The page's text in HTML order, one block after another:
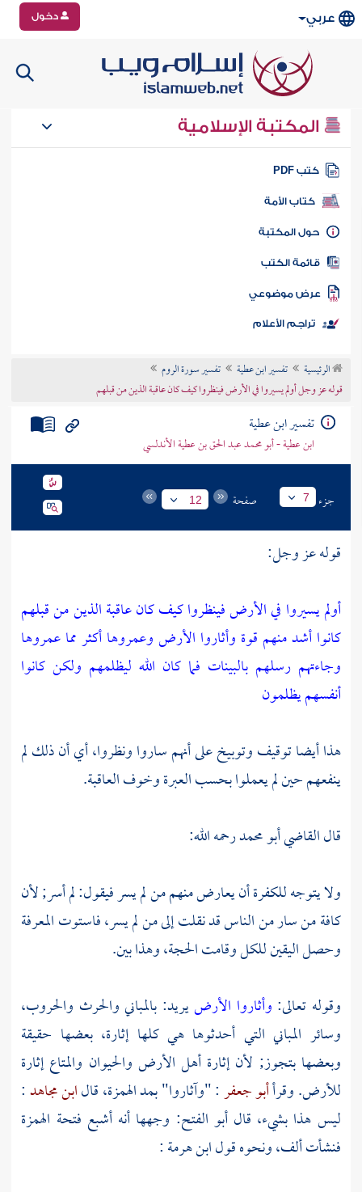
عربي دخول
المكتبة الإسلامية
كتب PDF
كتاب الأمة
المكتبة
الكتب
موضوعي
تراجم الأعلام
الرئيسية تفسير ابن عطية
تفسير سورة الروم
قوله عز وجل أولم يسيروا في الأرض فينظروا كيف كان عاقبة الذين من قبلهم
تفسير ابن عطية
ابن عطية - أبو محمد عبد الحق بن عطية الأندلسي
جزء 7 صفحة 12
قوله عز وجل:
أولم يسيروا في الأرض فينظروا كيف كان عاقبة الذين من قبلهم
كانوا أشد منهم قوة وأثاروا الأرض وعمروها أكثر مما عمروها
وجاءتهم رسلهم بالبينات فما كان الله ليظلمهم ولكن كانوا
أنفسهم يظلمون
هذا أيضا توقيف وتوبيخ على أنهم ساروا ونظروا، أي أن ذلك لم
ينفعهم حين لم يعملوا بحسب العبرة وخوف العاقبة.
قالالقاضي أبو محمدرحمه الله:
ولا يتوجه للكفرة أن يعارض منهم من لم يسر فيقول: لم أسر; لأن
كافة من سار من الناس قد نقلت إلى من لم يسر، فاستوت المعرفة
وحصل اليقين للكل وقامت الحجة، وهذا بين.
وقوله تعالى: وأثاروا الأرضيريد: بالمباني والحرث والحروب،
وسائر المباني التي أحدثوها هي كلها إثارة، بعضها حقيقة
وبعضها بتجوز; لأن إثارة أهل الأرض والحيوان والمتاع إثارة
للأرض. وقرأأبو جعفر: "وآثاروا" بمد الهمزة، قالابن مجاهد:
ليس هذا بشيء، قالأبو الفتح: وجهها أنه أشبع فتحة الهمزة
فنشأت ألف، ونحوه قولابن هرمة: